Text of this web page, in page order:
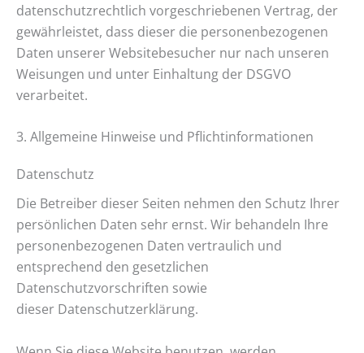
datenschutzrechtlich vorgeschriebenen Vertrag, der
gewährleistet, dass dieser die personenbezogenen
Daten unserer Websitebesucher nur nach unseren
Weisungen und unter Einhaltung der DSGVO
verarbeitet.
3. Allgemeine Hinweise und Pflichtinformationen
Datenschutz
Die Betreiber dieser Seiten nehmen den Schutz Ihrer
persönlichen Daten sehr ernst. Wir behandeln Ihre
personenbezogenen Daten vertraulich und
entsprechend den gesetzlichen
Datenschutzvorschriften sowie
dieser Datenschutzerklärung.